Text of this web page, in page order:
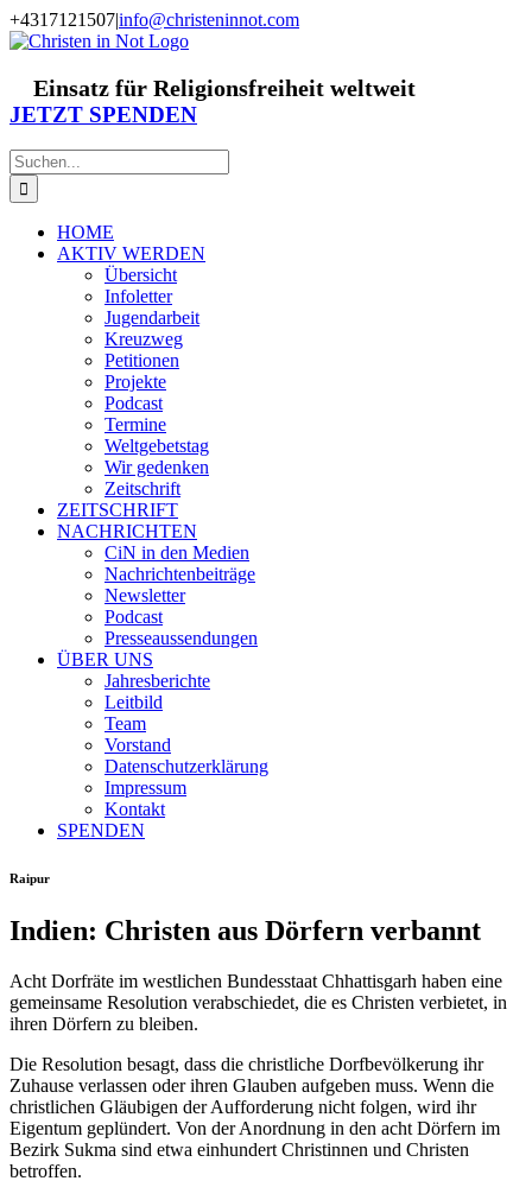
Zum
Inhalt
+4317121507|info@christeninnot.com
Facebook
Instagram
X
Spenden
Newsletter
Einsatz für Religionsfreiheit weltweit
JETZT SPENDEN
Suche
nach:
HOME
AKTIV WERDEN
Übersicht
Infoletter
Jugendarbeit
Kreuzweg
Petitionen
Projekte
Podcast
Termine
Weltgebetstag
Wir gedenken
Zeitschrift
ZEITSCHRIFT
NACHRICHTEN
CiN in den Medien
Nachrichtenbeiträge
Newsletter
Podcast
Presseaussendungen
ÜBER UNS
Jahresberichte
Leitbild
Team
Vorstand
Datenschutzerklärung
Impressum
Kontakt
SPENDEN
Raipur
Indien: Christen aus Dörfern verbannt
Acht Dorfräte im westlichen Bundesstaat Chhattisgarh haben eine
gemeinsame Resolution verabschiedet, die es Christen verbietet, in
ihren Dörfern zu bleiben.
Die Resolution besagt, dass die christliche Dorfbevölkerung ihr
Zuhause verlassen oder ihren Glauben aufgeben muss. Wenn die
christlichen Gläubigen der Aufforderung nicht folgen, wird ihr
Eigentum geplündert. Von der Anordnung in den acht Dörfern im
Bezirk Sukma sind etwa einhundert Christinnen und Christen
betroffen.